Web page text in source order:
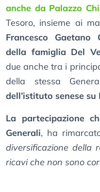
anche da Palazzo
Tesoro, insieme ai
Francesco
della famiglia Del
due anche tra i
della stessa
dell’istituto senese su
La partecipazione
Generali, ha
diversificazione della
ricavi che non sono